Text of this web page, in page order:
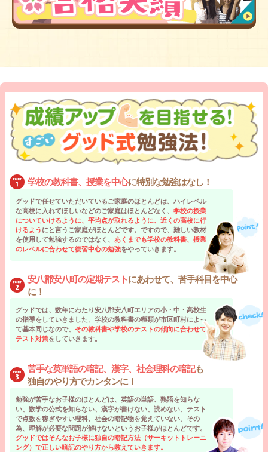
学校の教科書、授業を中心に特別な勉強はなし！
グッドで任せていただいているご家庭のほとんどは、ハイレベル
な高校に入れてほしいなどのご家庭はほとんどなく、 学校の授業
についていけるように、平均点が取れるように、近くの高校に行
けるよう にと言うご家庭がほとんどです。ですので、難しい教材
を使用して勉強するのではなく、 あくまでも学校の教科書、授業
のレベルに合わせて復習中心の勉強をやっていきます。
安八郡安八町の定期テストにあわせて、苦手科目を中心
に！
グッドでは、数年にわたり安八郡安八町エリアの小・中・高校生
の指導をしていきました。学校の教科書の種類が市区町村によっ
て基本同じなので、 その教科書や学校のテストの傾向に合わせて
テスト対策をしていきます。
苦手な英単語の暗記、漢字、社会理科の暗記も
独自のやり方でカンタンに！
勉強が苦手なお子様のほとんどは、英語の単語、熟語を知らな
い、数学の公式を知らない、漢字が書けない、読めない、テスト
で点数を稼ぎやすい理科、社会の暗記物を覚えていない。その
為、理解が必要な問題が解けないというお子様がほとんどです。
グッドではそんなお子様に独自の暗記方法（サーキットトレーニ
ング）で正しい暗記のやり方から教えていきます。